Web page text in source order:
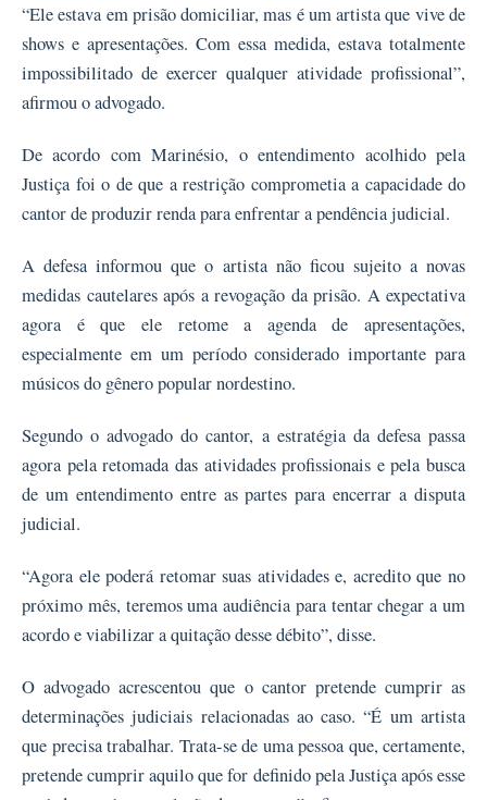
“Ele estava em prisão domiciliar, mas é um artista que vive de
shows e apresentações. Com essa medida, estava totalmente
impossibilitado de exercer qualquer atividade profissional”,
afirmou o advogado.
De acordo com Marinésio, o entendimento acolhido pela
Justiça foi o de que a restrição comprometia a capacidade do
cantor de produzir renda para enfrentar a pendência judicial.
A defesa informou que o artista não ficou sujeito a novas
medidas cautelares após a revogação da prisão. A expectativa
agora é que ele retome a agenda de apresentações,
especialmente em um período considerado importante para
músicos do gênero popular nordestino.
Segundo o advogado do cantor, a estratégia da defesa passa
agora pela retomada das atividades profissionais e pela busca
de um entendimento entre as partes para encerrar a disputa
judicial.
“Agora ele poderá retomar suas atividades e, acredito que no
próximo mês, teremos uma audiência para tentar chegar a um
acordo e viabilizar a quitação desse débito”, disse.
O advogado acrescentou que o cantor pretende cumprir as
determinações judiciais relacionadas ao caso. “É um artista
que precisa trabalhar. Trata-se de uma pessoa que, certamente,
pretende cumprir aquilo que for definido pela Justiça após esse